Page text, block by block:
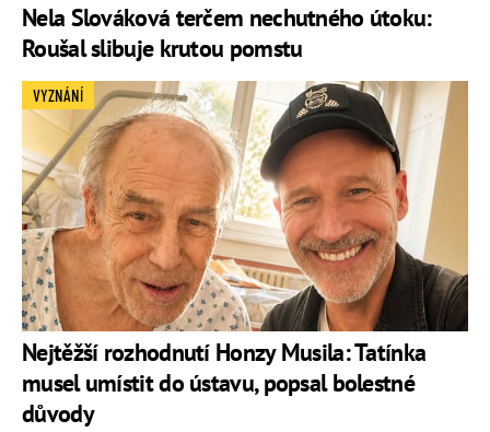
Nela Slováková terčem nechutného útoku:
Roušal slibuje krutou pomstu
Nejtěžší rozhodnutí Honzy Musila: Tatínka
musel umístit do ústavu, popsal bolestné
důvody
VYZNÁNÍ